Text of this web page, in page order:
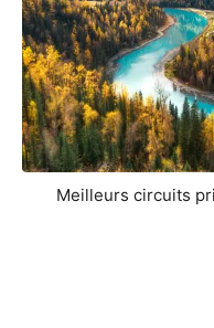
Meilleurs circuits